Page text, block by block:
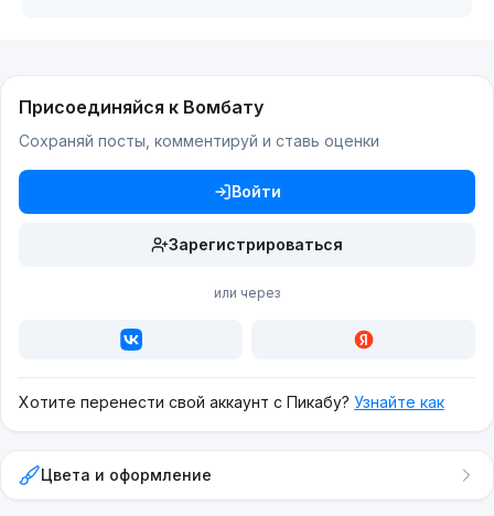
Присоединяйся к Вомбату
Сохраняй посты, комментируй и ставь оценки
Войти
Зарегистрироваться
или через
Хотите перенести свой аккаунт с Пикабу? Узнайте как
Цвета и оформление